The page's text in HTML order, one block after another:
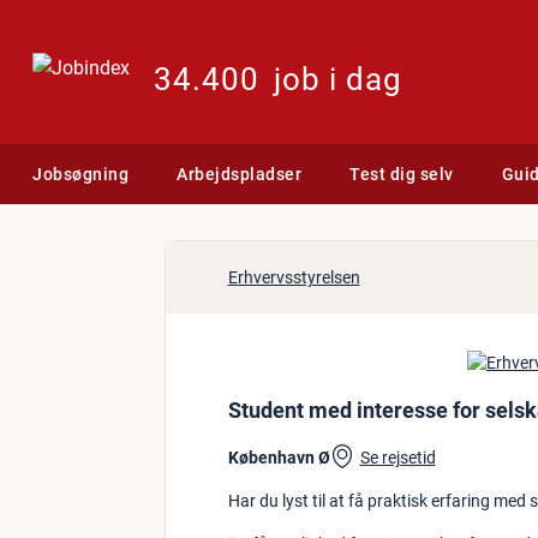
34.400 job i dag
Jobsøgning Arbejdspladser Test dig selv
Jobannonce: Student
Erhvervsstyrelsen
Student med interesse for
København Ø Se rejsetid
Har du lyst til at få praktisk erfaring med